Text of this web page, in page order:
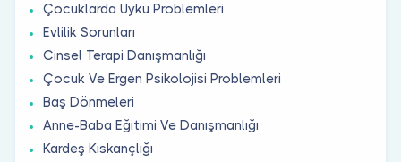
Çocuklarda Uyku Problemleri
Evlilik Sorunları
Cinsel Terapi Danışmanlığı
Çocuk Ve Ergen Psikolojisi Problemleri
Baş Dönmeleri
Anne-Baba Eğitimi Ve Danışmanlığı
Kardeş Kıskançlığı